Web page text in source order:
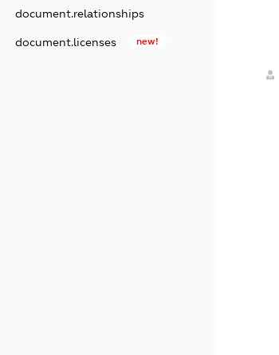
document.relationships
document.licenses new!